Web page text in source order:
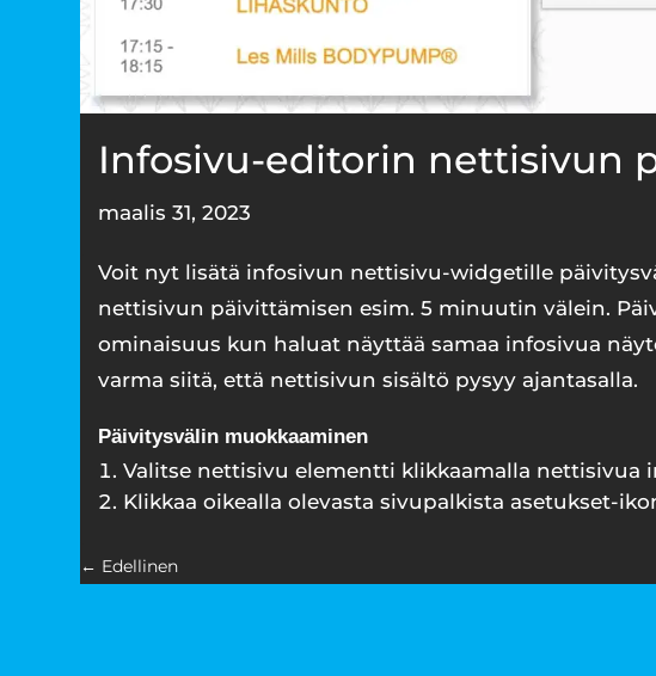
Infosivu-editorin nettisivun
maalis 31, 2023
Voit nyt lisätä infosivun nettisivu-widgetille
nettisivun päivittämisen esim. 5 minuutin välein.
ominaisuus kun haluat näyttää samaa infosivua
varma siitä, että nettisivun sisältö pysyy ajantasalla.
Päivitysvälin muokkaaminen
Valitse nettisivu elementti klikkaamalla nettisivua
Klikkaa oikealla olevasta sivupalkista asetukset-
← Edellinen